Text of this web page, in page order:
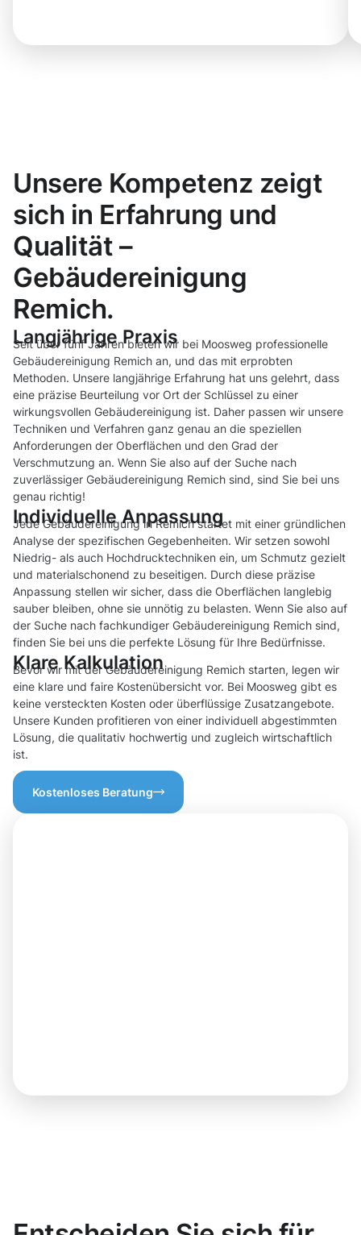
Unsere Kompetenz zeigt
sich in Erfahrung und
Qualität –
Gebäudereinigung
Remich.
Langjährige Praxis
Seit über fünf Jahren bieten wir bei Moosweg professionelle
Gebäudereinigung Remich an, und das mit erprobten
Methoden. Unsere langjährige Erfahrung hat uns gelehrt, dass
eine präzise Beurteilung vor Ort der Schlüssel zu einer
wirkungsvollen Gebäudereinigung ist. Daher passen wir unsere
Techniken und Verfahren ganz genau an die speziellen
Anforderungen der Oberflächen und den Grad der
Verschmutzung an. Wenn Sie also auf der Suche nach
zuverlässiger Gebäudereinigung Remich sind, sind Sie bei uns
genau richtig!
Individuelle Anpassung
Jede Gebäudereinigung in Remich startet mit einer gründlichen
Analyse der spezifischen Gegebenheiten. Wir setzen sowohl
Niedrig- als auch Hochdrucktechniken ein, um Schmutz gezielt
und materialschonend zu beseitigen. Durch diese präzise
Anpassung stellen wir sicher, dass die Oberflächen langlebig
sauber bleiben, ohne sie unnötig zu belasten. Wenn Sie also auf
der Suche nach fachkundiger Gebäudereinigung Remich sind,
finden Sie bei uns die perfekte Lösung für Ihre Bedürfnisse.
Klare Kalkulation
Bevor wir mit der Gebäudereinigung Remich starten, legen wir
eine klare und faire Kostenübersicht vor. Bei Moosweg gibt es
keine versteckten Kosten oder überflüssige Zusatzangebote.
Unsere Kunden profitieren von einer individuell abgestimmten
Lösung, die qualitativ hochwertig und zugleich wirtschaftlich
ist.
Kostenloses Beratung